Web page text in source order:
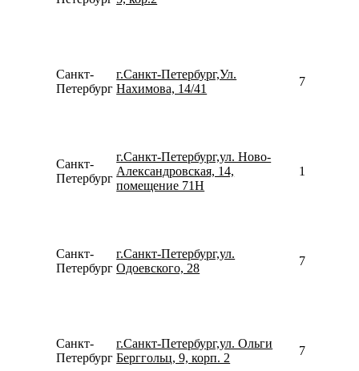
Санкт-
Петербург
г.Санкт-Петербург,Ул.
Нахимова, 14/41
Санкт-
Петербург
г.Санкт-Петербург,ул. Ново-
Александровская, 14,
помещение 71Н
Санкт-
Петербург
г.Санкт-Петербург,ул.
Одоевского, 28
Санкт-
Петербург
г.Санкт-Петербург,ул. Ольги
Берггольц, 9, корп. 2